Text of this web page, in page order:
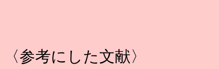
〈参考にした文献〉